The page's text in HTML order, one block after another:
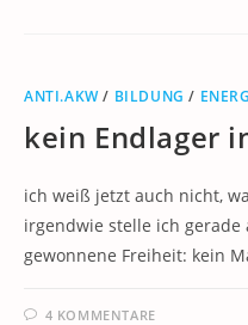
ANTI.AKW/ BILDUNG /
kein Endlager
ich weiß jetzt auch nicht,
irgendwie stelle ich gerade
gewonnene Freiheit: kein
4 KOMMENTARE